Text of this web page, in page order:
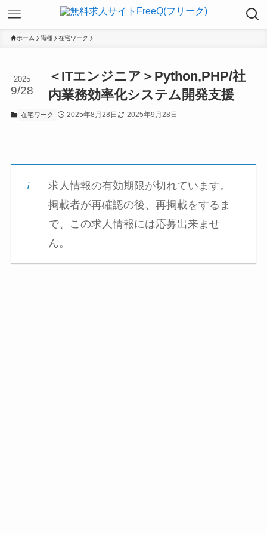
ホーム 職種 在宅ワーク
＜ITエンジニア＞Python,PHP/社
内業務効率化システム開発支援
2025
9/28
在宅ワーク 2025年8月28日 2025年9月28日
求人情報の有効期限が切れています。
掲載者が再確認の後、再掲載をするま
で、この求人情報には応募出来ませ
ん。